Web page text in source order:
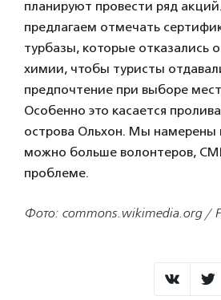
планируют провести ряд
предлагаем отмечать
турбазы, которые отказались
химии, чтобы туристы
предпочтение при выборе
Особенно это касается
острова Ольхон. Мы намерены
можно больше волонтеров,
проблеме.
Фото: commons.wikimedia.org /